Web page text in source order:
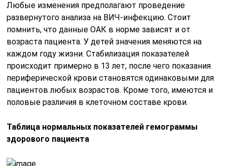
Любые изменения предполагают проведение
развернутого анализа на ВИЧ-инфекцию. Стоит
помнить, что данные ОАК в норме зависят и от
возраста пациента. У детей значения меняются на
каждом году жизни. Стабилизация показателей
происходит примерно в 13 лет, после чего показания
периферической крови становятся одинаковыми для
пациентов любых возрастов. Кроме того, имеются и
половые различия в клеточном составе крови.
Таблица нормальных показателей гемограммы
здорового пациента